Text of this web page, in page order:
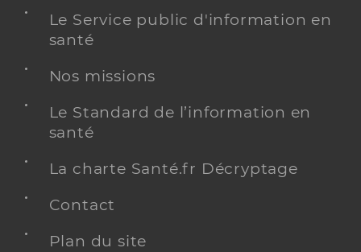
Le Service public d'information en
santé
Nos missions
Le Standard de l’information en
santé
La charte Santé.fr Décryptage
Contact
Plan du site